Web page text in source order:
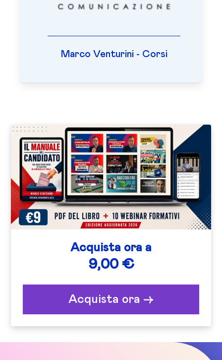
Marco Venturini - Corsi
Acquista ora a
9,00 €
Acquista ora ->